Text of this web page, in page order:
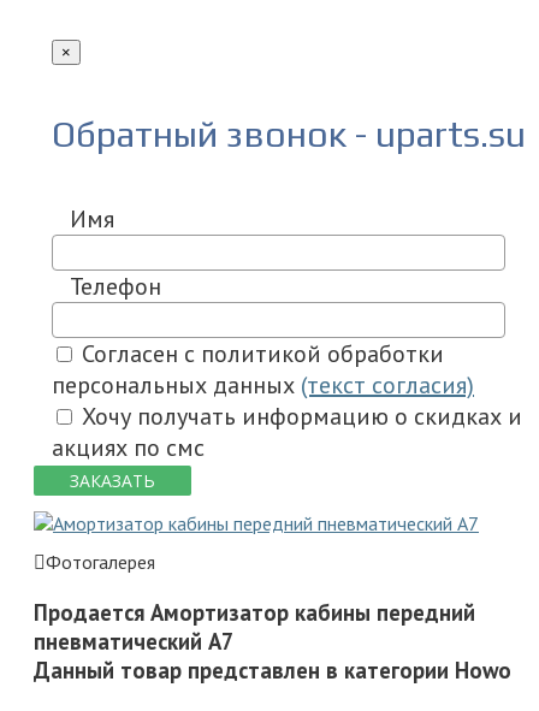
×
Обратный звонок - uparts.su
Имя
Телефон
Согласен с политикой обработки
персональных данных (текст согласия)
Хочу получать информацию о скидках и
акциях по смс
ЗАКАЗАТЬ
Фотогалерея
Продается Амортизатор кабины передний
пневматический A7
Данный товар представлен в категории Howo